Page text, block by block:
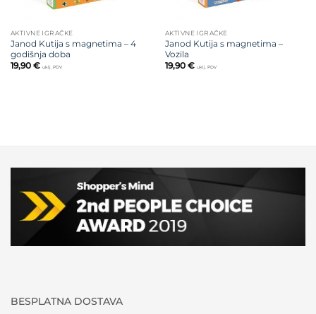
AKTIVNE IGRAČKE
Janod Kutija s magnetima – 4
godišnja doba
19,90 € uklj. PDV
AKTIVNE IGRAČKE
Janod Kutija s magnetima –
Vozila
19,90 € uklj. PDV
BESPLATNA DOSTAVA